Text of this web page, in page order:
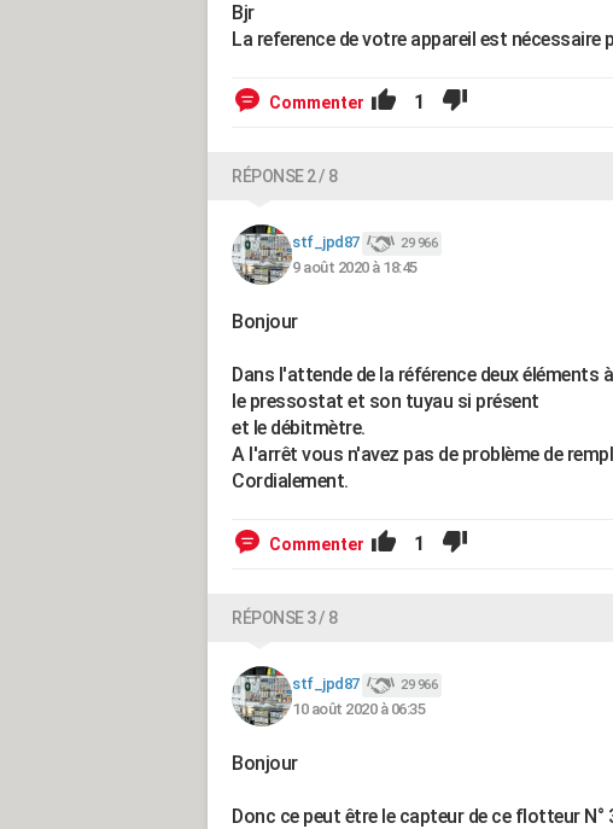
Bjr
La reference de votre appareil est nécessaire
Commenter 1
RÉPONSE 2 / 8
stf_jpd87 29 966
9 août 2020 à 18:45
Bonjour
Dans l'attende de la référence deux éléments
le pressostat et son tuyau si présent
et le débitmètre.
A l'arrêt vous n'avez pas de problème de
Cordialement.
Commenter 1
RÉPONSE 3 / 8
stf_jpd87 29 966
10 août 2020 à 06:35
Bonjour
Donc ce peut être le capteur de ce flotteur N°